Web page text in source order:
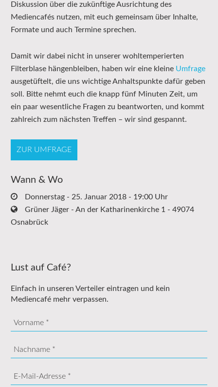
Diskussion über die zukünftige Ausrichtung des
Mediencafés nutzen, mit euch gemeinsam über Inhalte,
Formate und auch Termine sprechen.
Damit wir dabei nicht in unserer wohltemperierten
Filterblase hängenbleiben, haben wir eine kleine Umfrage
ausgetüftelt, die uns wichtige Anhaltspunkte dafür geben
soll. Bitte nehmt euch die knapp fünf Minuten Zeit, um
ein paar wesentliche Fragen zu beantworten, und kommt
zahlreich zum nächsten Treffen – wir sind gespannt.
ZUR UMFRAGE
Wann & Wo
Donnerstag - 25. Januar 2018 - 19:00 Uhr
Grüner Jäger - An der Katharinenkirche 1 - 49074
Osnabrück
Lust auf Café?
Einfach in unseren Verteiler eintragen und kein
Mediencafé mehr verpassen.